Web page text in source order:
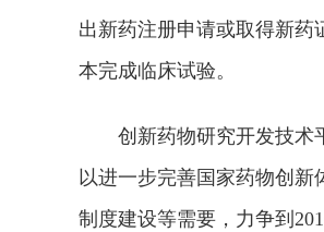
出新药注册申请或取得新药
本完成临床试验。
创新药物研究开发技术平
以进一步完善国家药物创
制度建设等需要，力争到